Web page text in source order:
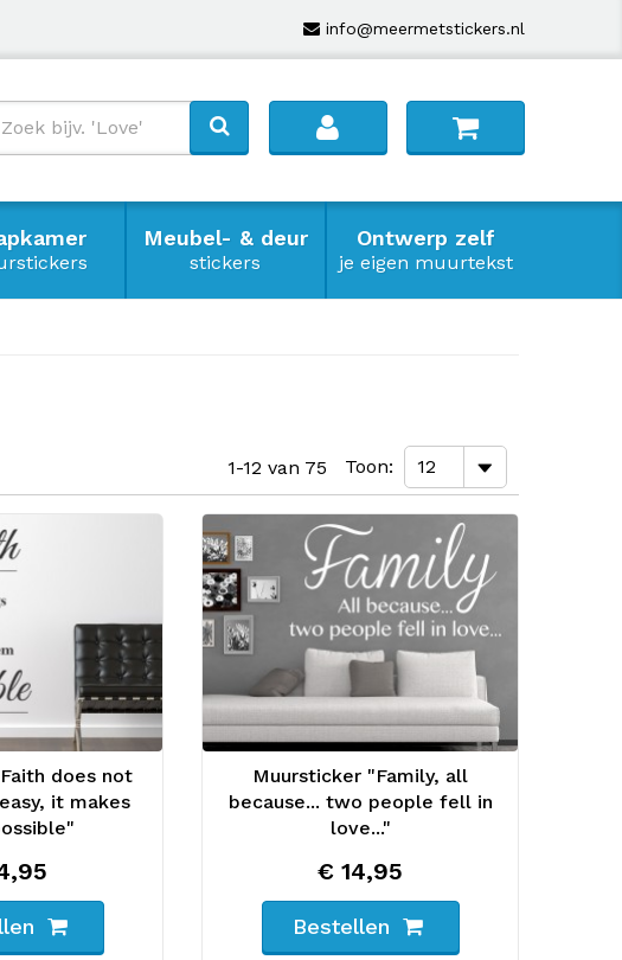
info@meermetstickers.nl
Meubel- & deur
stickers
Ontwerp zelf
je eigen muurtekst
1-12 van 75 Toon
does not
it makes
Muursticker "Family, all
because... two people fell in
love..."
€ 14,95
Bestellen